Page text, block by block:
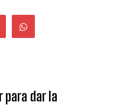
para dar la